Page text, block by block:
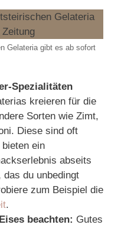
Gelateria gibt es ab sofort
Spezialitäten
kreieren für die
Sorten wie Zimt,
Diese sind oft
ein
abseits
du unbedingt
zum Beispiel die
.
beachten: Gutes